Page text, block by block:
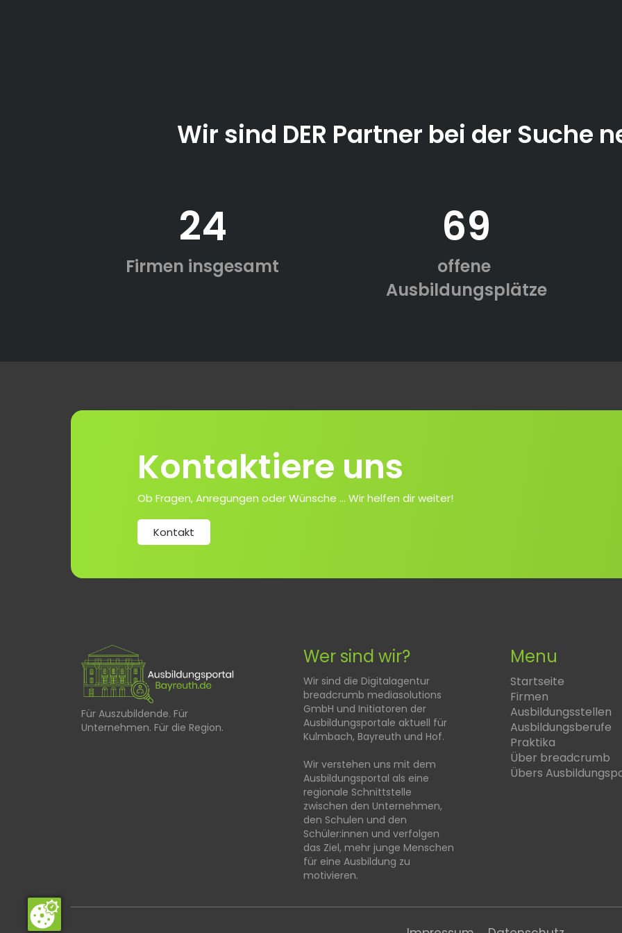
Wir sind DER Partner bei der Suche
24
Firmen insgesamt
69
offene
Ausbildungsplätze
Kontaktiere uns
Ob Fragen, Anregungen oder Wünsche ... Wir helfen dir weiter!
Kontakt
Für Auszubildende. Für
Unternehmen. Für die Region.
Wer sind wir?
Wir sind die Digitalagentur
breadcrumb mediasolutions
GmbH und Initiatoren der
Ausbildungsportale aktuell für
Kulmbach, Bayreuth und Hof.
Wir verstehen uns mit dem
Ausbildungsportal als eine
regionale Schnittstelle
zwischen den Unternehmen,
den Schulen und den
Schüler:innen und verfolgen
das Ziel, mehr junge Menschen
für eine Ausbildung zu
motivieren.
Menu
Startseite
Firmen
Ausbildungsstellen
Ausbildungsberufe
Praktika
Über breadcrumb
Übers